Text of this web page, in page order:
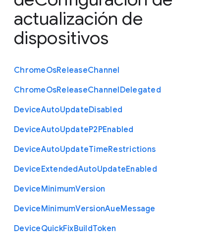
actualización de
dispositivos
ChromeOsReleaseChannel
ChromeOsReleaseChannelDelegated
DeviceAutoUpdateDisabled
DeviceAutoUpdateP2PEnabled
DeviceAutoUpdateTimeRestrictions
DeviceExtendedAutoUpdateEnabled
DeviceMinimumVersion
DeviceMinimumVersionAueMessage
DeviceQuickFixBuildToken